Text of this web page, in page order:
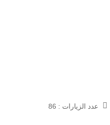
عدد الزيارات : 86